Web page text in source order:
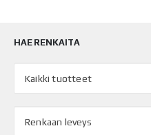
HAE RENKAITA
Kaikki tuotteet
Renkaan leveys